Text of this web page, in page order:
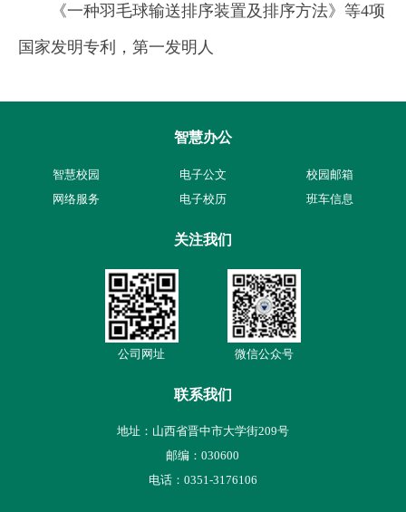
《一种羽毛球输送排序装置及排序方法》等4项
国家发明专利，第一发明人
智慧办公
智慧校园 电子公文
校园邮箱
网络服务
电子校历 班车信息
关注我们
公司网址 微信公众号
联系我们
地址：山西省晋中市大学街209号
邮编：030600
电话：0351-3176106